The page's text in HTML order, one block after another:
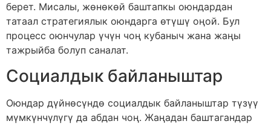
берет. Мисалы, жөнөкөй баштапкы оюндардан
татаал стратегиялык оюндарга өтүшү оңой. Бул
процесс оюнчулар үчүн чоң кубаныч жана жаңы
тажрыйба болуп саналат.
Социалдык байланыштар
Оюндар дүйнөсүндө социалдык байланыштар түзүү
мүмкүнчүлүгү да абдан чоң. Жаңадан баштагандар